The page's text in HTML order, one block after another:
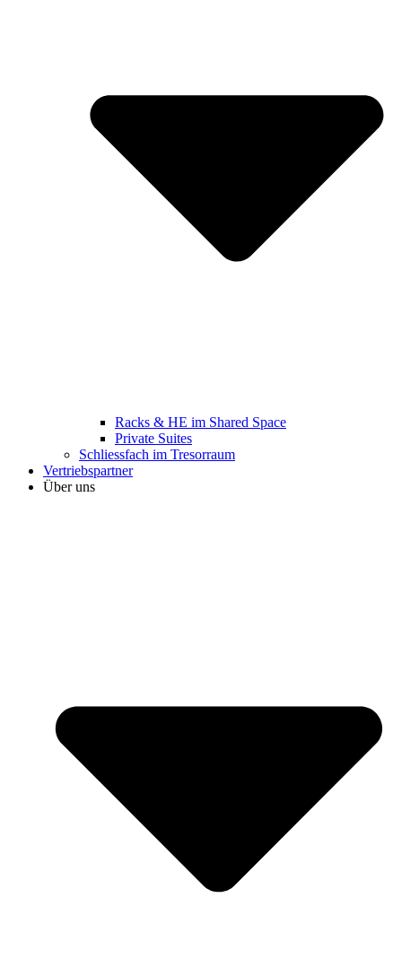
Racks & HE im Shared Space
Private Suites
Schliessfach im Tresorraum
Vertriebspartner
Über uns